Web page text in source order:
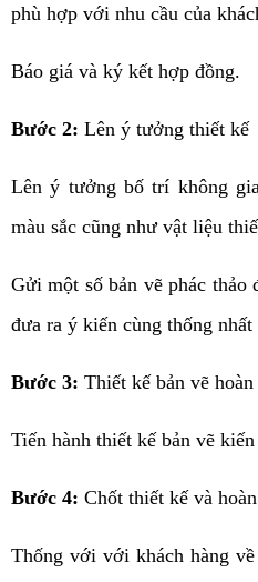
phù hợp với nhu cầu của
Báo giá và ký kết hợp đồng.
Bước 2: Lên ý tưởng thiết kế
Lên ý tưởng bố trí không
màu sắc cũng như vật liệu
Gửi một số bản vẽ phác thảo
đưa ra ý kiến cùng thống
Bước 3: Thiết kế bản vẽ
Tiến hành thiết kế bản vẽ
Bước 4: Chốt thiết kế và
Thống với với khách hàng